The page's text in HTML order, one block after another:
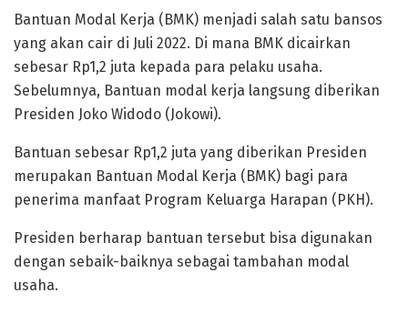
Bantuan Modal Kerja (BMK) menjadi salah satu bansos
yang akan cair di Juli 2022. Di mana BMK dicairkan
sebesar Rp1,2 juta kepada para pelaku usaha.
Sebelumnya, Bantuan modal kerja langsung diberikan
Presiden Joko Widodo (Jokowi).
Bantuan sebesar Rp1,2 juta yang diberikan Presiden
merupakan Bantuan Modal Kerja (BMK) bagi para
penerima manfaat Program Keluarga Harapan (PKH).
Presiden berharap bantuan tersebut bisa digunakan
dengan sebaik-baiknya sebagai tambahan modal
usaha.